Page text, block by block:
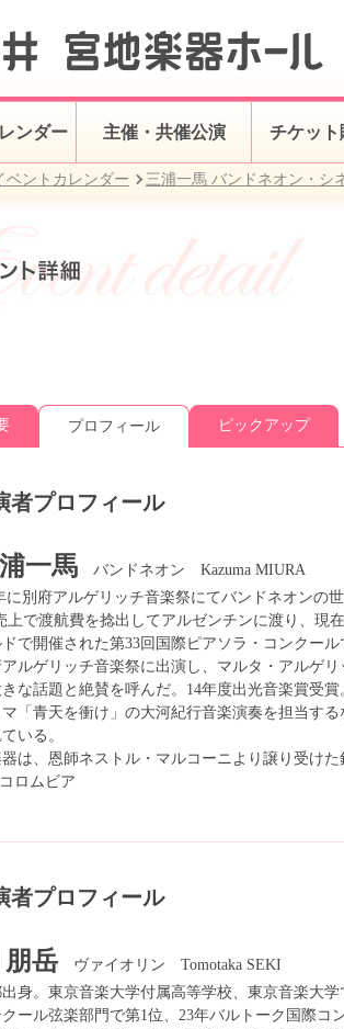
ンダー 主催・共催公演 チケット
ベントカレンダー 三浦一馬 バンドネオン・シ
プロフィール ピックアップ
者プロフィール
一馬 バンドネオン Kazuma MIURA
に別府アルゲリッチ音楽祭にてバンドネオンの
上で渡航費を捻出してアルゼンチンに渡り、現
ドで開催された第33回国際ピアソラ・コンクー
ルゲリッチ音楽祭に出演し、マルタ・アルゲ
きな話題と絶賛を呼んだ。14年度出光音楽賞受
「青天を衝け」の大河紀行音楽演奏を担当す
いる。
は、恩師ネストル・マルコーニより譲り受けた
ロムビア
者プロフィール
岳 ヴァイオリン Tomotaka SEKI
身。東京音楽大学付属高等学校、東京音楽大
ール弦楽部門で第1位、23年バルトーク国際コ